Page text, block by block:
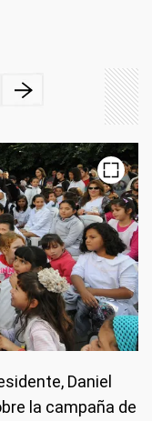
Daniel
la campaña de